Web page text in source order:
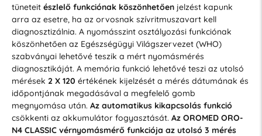
tüneteit észlelő funkciónak köszönhetőenjelzést kapunk
arra az esetre, ha az orvosnak szívritmuszavart kell
diagnosztizálnia. A nyomásszint osztályozási funkciónak
köszönhetően az Egészségügyi Világszervezet (WHO)
szabványai lehetővé teszik a mért nyomásmérés
diagnosztikáját. A memória funkció lehetővé teszi az utolsó
mérések 2 X 120 értékének kijelzését a mérés dátumának és
időpontjának megadásával a megfelelő gomb
megnyomása után. Az automatikus kikapcsolás funkció
csökkenti az akkumulátor fogyasztását. Az OROMED ORO-
N4 CLASSIC vérnyomásmérő funkciója az utolsó 3 mérés